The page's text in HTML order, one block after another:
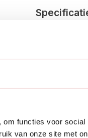
functies voor social
van onze site met
EAN: